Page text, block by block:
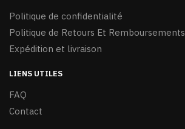
Politique de confidentialité
Politique de Retours Et Remboursements
Expédition et livraison
LIENS UTILES
FAQ
Contact